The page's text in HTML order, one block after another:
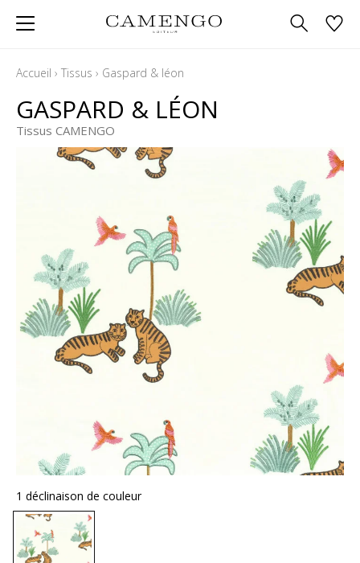
Accueil › Tissus › Gaspard & léon
GASPARD & LÉON
Tissus CAMENGO
1 déclinaison de couleur